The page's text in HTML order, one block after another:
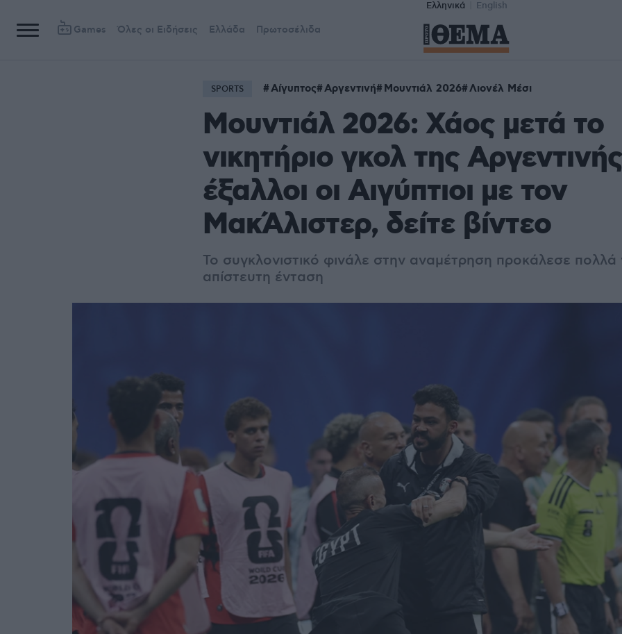
Ελληνικά English
Games Όλες οι Ειδήσεις Ελλάδα Πρωτοσέλιδα
SPORTS Αίγυπτος Αργεντινή Μουντιάλ 2026 Λιονέλ Μέσι
Μουντιάλ 2026: Χάος μετά το
νικητήριο γκολ της
έξαλλοι οι Αιγύπτιοι με τον
ΜακΆλιστερ, δείτε βίντεο
Το συγκλονιστικό φινάλε στην αναμέτρηση προκάλεσε πολλά
απίστευτη ένταση